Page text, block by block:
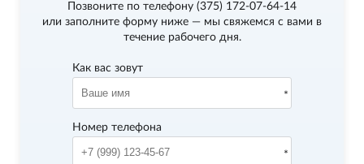
Позвоните по телефону (375) 172-07-64-14
или заполните форму ниже — мы свяжемся с вами в
течение рабочего дня.
Как вас зовут
Номер телефона